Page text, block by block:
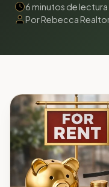
6 minutos de lectura
Por Rebecca